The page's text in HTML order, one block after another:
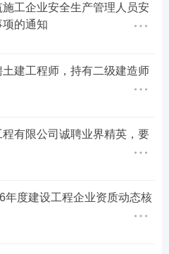
施差别化监管，鼓励选用
；提示慎用评价结果为
心具体组织实施。
工企业安全生产管理人员安
的通知
建工程师，持有二级建造师
有限公司诚聘业界精英，要
年度建设工程企业资质动态核